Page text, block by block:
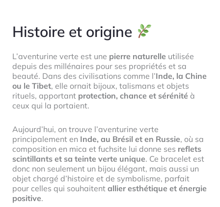
Histoire et origine
L’aventurine verte est une pierre naturelle utilisée
depuis des millénaires pour ses propriétés et sa
beauté. Dans des civilisations comme l’Inde, la Chine
ou le Tibet, elle ornait bijoux, talismans et objets
rituels, apportant protection, chance et sérénité à
ceux qui la portaient.
Aujourd’hui, on trouve l’aventurine verte
principalement en Inde, au Brésil et en Russie, où sa
composition en mica et fuchsite lui donne ses reflets
scintillants et sa teinte verte unique. Ce bracelet est
donc non seulement un bijou élégant, mais aussi un
objet chargé d’histoire et de symbolisme, parfait
pour celles qui souhaitent allier esthétique et énergie
positive.